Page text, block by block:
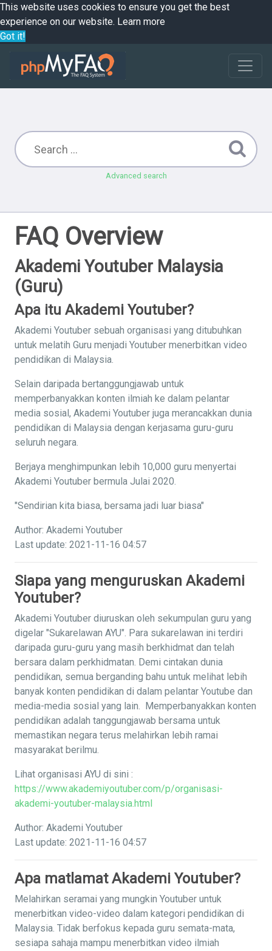
This website uses cookies to ensure you get the best
experience on our website. Learn more
Got it!
Advanced search
FAQ Overview
Akademi Youtuber Malaysia
(Guru)
Apa itu Akademi Youtuber?
Akademi Youtuber sebuah organisasi yang ditubuhkan
untuk melatih Guru menjadi Youtuber menerbitkan video
pendidikan di Malaysia.
Selain daripada bertanggungjawab untuk
memperbanyakkan konten ilmiah ke dalam pelantar
media sosial, Akademi Youtuber juga merancakkan dunia
pendidikan di Malaysia dengan kerjasama guru-guru
seluruh negara.
Berjaya menghimpunkan lebih 10,000 guru menyertai
Akademi Youtuber bermula Julai 2020.
"Sendirian kita biasa, bersama jadi luar biasa"
Author: Akademi Youtuber
Last update: 2021-11-16 04:57
Siapa yang menguruskan Akademi
Youtuber?
Akademi Youtuber diuruskan oleh sekumpulan guru yang
digelar "Sukarelawan AYU". Para sukarelawan ini terdiri
daripada guru-guru yang masih berkhidmat dan telah
bersara dalam perkhidmatan. Demi cintakan dunia
pendidikan, semua berganding bahu untuk melihat lebih
banyak konten pendidikan di dalam pelantar Youtube dan
media-media sosial yang lain. Memperbanyakkan konten
pendidikan adalah tanggungjawab bersama untuk
memastikan negara terus melahirkan lebih ramai
masyarakat berilmu.
Lihat organisasi AYU di sini :
https://www.akademiyoutuber.com/p/organisasi-
akademi-youtuber-malaysia.html
Author: Akademi Youtuber
Last update: 2021-11-16 04:57
Apa matlamat Akademi Youtuber?
Melahirkan seramai yang mungkin Youtuber untuk
menerbitkan video-video dalam kategori pendidikan di
Malaysia. Tidak berfokus kepada guru semata-mata,
sesiapa sahaja mampu menerbitkan video ilmiah